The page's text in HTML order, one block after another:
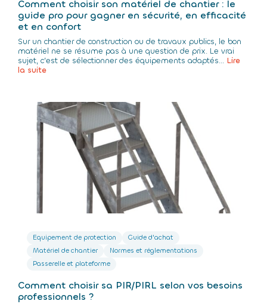
Comment choisir son matériel de chantier : le
guide pro pour gagner en sécurité, en efficacité
et en confort
Sur un chantier de construction ou de travaux publics, le bon
matériel ne se résume pas à une question de prix. Le vrai
sujet, c’est de sélectionner des équipements adaptés... Lire
la suite
Equipement de protection
Guide d'achat
Matériel de chantier
Normes et réglementations
Passerelle et plateforme
Comment choisir sa PIR/PIRL selon vos besoins
professionnels ?